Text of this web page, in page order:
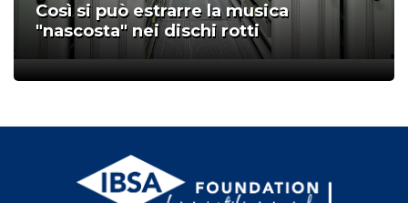
Così si può estrarre la musica
"nascosta" nei dischi rotti